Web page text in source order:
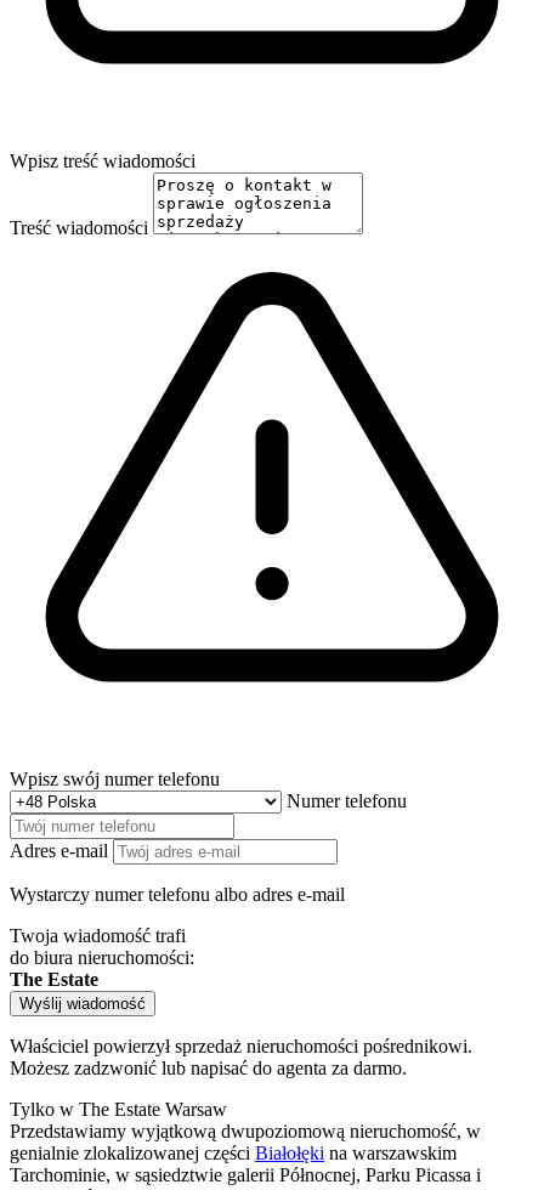
Wpisz treść wiadomości
Treść wiadomości
Wpisz swój numer telefonu
Numer telefonu
Adres e-mail
Wystarczy numer telefonu albo adres e-mail
Twoja wiadomość trafi
do biura nieruchomości:
The Estate
Wyślij wiadomość
Właściciel powierzył sprzedaż nieruchomości pośrednikowi.
Możesz zadzwonić lub napisać do agenta za darmo.
Tylko w The Estate Warsaw
Przedstawiamy wyjątkową dwupoziomową nieruchomość, w
genialnie zlokalizowanej części Białołęki na warszawskim
Tarchominie, w sąsiedztwie galerii Północnej, Parku Picassa i